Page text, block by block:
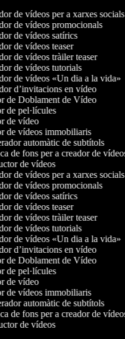
de vídeos per a xarxes socials
de vídeos promocionals
de vídeos satírics
de vídeos teaser
de vídeos tràiler teaser
de vídeos tutorials
de vídeos «Un dia a la vida»
d’invitacions en vídeo
de Doblament de Vídeo
pel·lícules
de vídeo
de vídeos immobiliaris
automàtic de subtítols
de fons per a creador de vídeos
de vídeos
de vídeos per a xarxes socials
de vídeos promocionals
de vídeos satírics
de vídeos teaser
de vídeos tràiler teaser
de vídeos tutorials
de vídeos «Un dia a la vida»
d’invitacions en vídeo
de Doblament de Vídeo
pel·lícules
de vídeo
de vídeos immobiliaris
automàtic de subtítols
de fons per a creador de vídeos
de vídeos